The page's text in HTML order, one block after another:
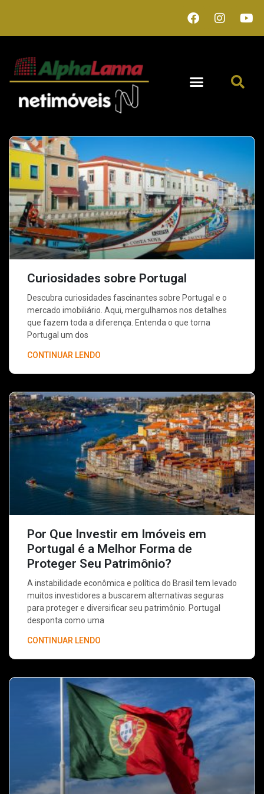
Curiosidades sobre Portugal
Descubra curiosidades fascinantes sobre Portugal e o
mercado imobiliário. Aqui, mergulhamos nos detalhes
que fazem toda a diferença. Entenda o que torna
Portugal um dos
CONTINUAR LENDO
Por Que Investir em Imóveis em
Portugal é a Melhor Forma de
Proteger Seu Patrimônio?
A instabilidade econômica e política do Brasil tem levado
muitos investidores a buscarem alternativas seguras
para proteger e diversificar seu patrimônio. Portugal
desponta como uma
CONTINUAR LENDO